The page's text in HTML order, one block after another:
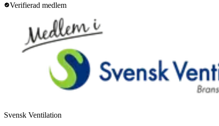
Verifierad medlem
Svensk Ventilation